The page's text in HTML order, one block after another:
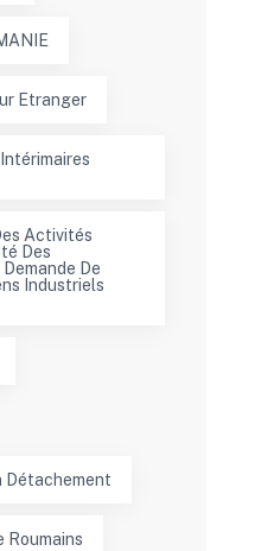
Etranger
Activités
Des
De
Industriels
Détachement
Roumains